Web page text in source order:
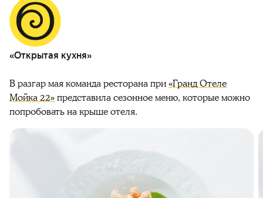
«Открытая кухня»
В разгар мая команда ресторана при«Гранд Отеле
Мойка 22»представила сезонное меню, которые можно
попробовать на крыше отеля.